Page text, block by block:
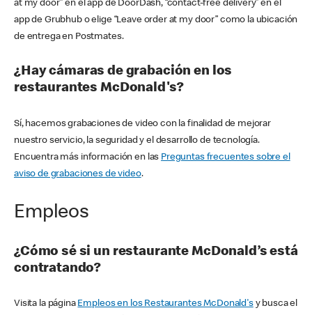
at my door” en el app de DoorDash, “contact-free delivery” en el
app de Grubhub o elige “Leave order at my door” como la ubicación
de entrega en Postmates.
¿Hay cámaras de grabación en los
restaurantes McDonald's?
Sí, hacemos grabaciones de video con la finalidad de mejorar
nuestro servicio, la seguridad y el desarrollo de tecnología.
Encuentra más información en las Preguntas frecuentes sobre el
aviso de grabaciones de video.
Empleos
¿Cómo sé si un restaurante McDonald’s está
contratando?
Visita la página Empleos en los Restaurantes McDonald'sy busca el